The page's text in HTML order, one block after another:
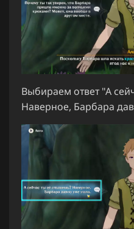
Выбираем ответ "А
Наверное, Барбара